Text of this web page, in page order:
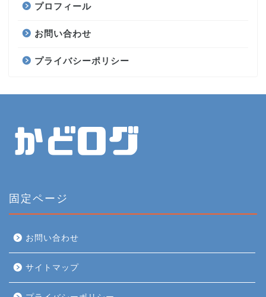
プロフィール
お問い合わせ
プライバシーポリシー
固定ページ
お問い合わせ
サイトマップ